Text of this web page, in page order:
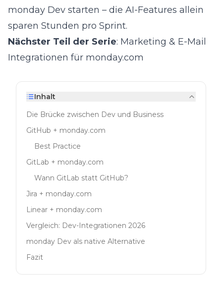
monday Dev starten – die AI-Features allein
sparen Stunden pro Sprint.
Nächster Teil der Serie: Marketing & E-Mail
Integrationen für monday.com
Inhalt
Die Brücke zwischen Dev und Business
GitHub + monday.com
Best Practice
GitLab + monday.com
Wann GitLab statt GitHub?
Jira + monday.com
Linear + monday.com
Vergleich: Dev-Integrationen 2026
monday Dev als native Alternative
Fazit